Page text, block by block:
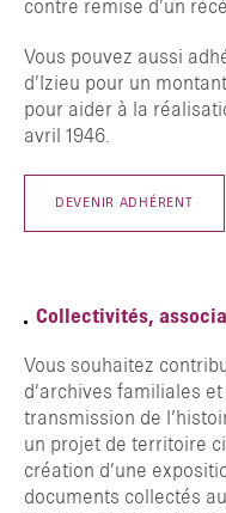
TAPER ENTRER
contre remise d’un
Vous pouvez aussi
d’Izieu pour un
pour aider à la
avril 1946.
DEVENIR ADHÉRENT
Collectivités,
Vous souhaitez
d’archives familiales
transmission de
un projet de territoire
création d’une
documents collectés